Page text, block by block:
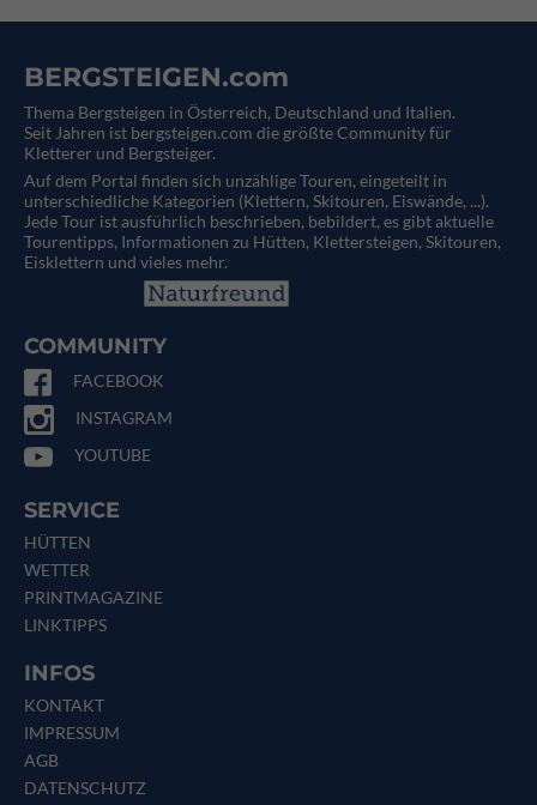
BERGSTEIGEN.com
Thema Bergsteigen in Österreich, Deutschland und Italien.
Seit Jahren ist bergsteigen.com die größte Community für
Kletterer und Bergsteiger.
Auf dem Portal finden sich unzählige Touren, eingeteilt in
unterschiedliche Kategorien (Klettern, Skitouren, Eiswände, ...).
Jede Tour ist ausführlich beschrieben, bebildert, es gibt aktuelle
Tourentipps, Informationen zu Hütten, Klettersteigen, Skitouren,
Eisklettern und vieles mehr.
COMMUNITY
FACEBOOK
INSTAGRAM
YOUTUBE
SERVICE
HÜTTEN
WETTER
PRINTMAGAZINE
LINKTIPPS
INFOS
KONTAKT
IMPRESSUM
AGB
DATENSCHUTZ